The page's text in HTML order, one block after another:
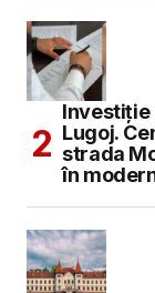
Investiție
Lugoj.
strada
în